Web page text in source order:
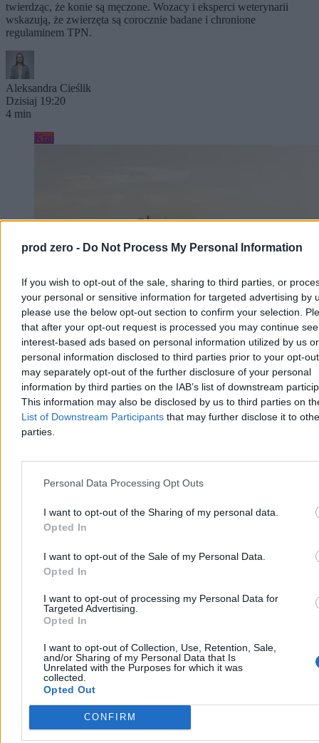
prod zero - Do Not Process My Personal Information
If you wish to opt-out of the sale, sharing to third parties, or
your personal or sensitive information for targeted advertising by
please use the below opt-out section to confirm your selection.
that after your opt-out request is processed you may continue
interest-based ads based on personal information utilized by us or
personal information disclosed to third parties prior to your opt-
may separately opt-out of the further disclosure of your personal
information by third parties on the IAB’s list of downstream
This information may also be disclosed by us to third parties on
List of Downstream Participants that may further disclose it to
parties.
Personal Data Processing Opt Outs
I want to opt-out of the Sharing of my personal data.
Opted In
I want to opt-out of the Sale of my Personal Data.
Opted In
I want to opt-out of processing my Personal Data for
Targeted Advertising.
Opted In
I want to opt-out of Collection, Use, Retention, Sale,
and/or Sharing of my Personal Data that Is
Unrelated with the Purposes for which it was
collected.
Opted Out
CONFIRM
twierdząc, że konie są męczone. Wozacy i eksperci weterynarii
wskazują, że zwierzęta są corocznie badane i chronione
regulaminem TPN.
Aleksandra Cieślik
Dzisiaj 19:20
4 min
Kraj
Rolnik zaorał nowy asfalt w Gliwicach. Straty to
ok. 400 tys. zł
W piątek w gliwickiej dzielnicy Ostropa 60-letni rolnik ciągnikiem
marki Ursus celowo wjechał na świeżo położony asfalt, niszcząc
pługiem ok. 200 metrów nowej jezdni. Twierdził, że droga należy
Aleksandra Cieślik
Dzisiaj 18:17
Reklama
Reklama